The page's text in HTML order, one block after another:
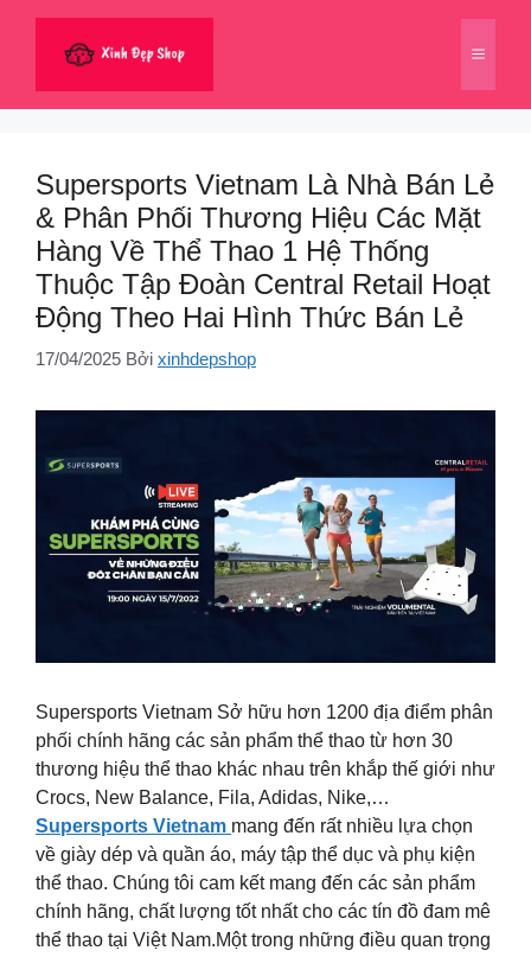
dung
Menu
Supersports Vietnam Là Nhà Bán Lẻ
& Phân Phối Thương Hiệu Các Mặt
Hàng Về Thể Thao 1 Hệ Thống
Thuộc Tập Đoàn Central Retail Hoạt
Động Theo Hai Hình Thức Bán Lẻ
17/04/2025 Bởi xinhdepshop
Supersports Vietnam Sở hữu hơn 1200 địa điểm phân
phối chính hãng các sản phẩm thể thao từ hơn 30
thương hiệu thể thao khác nhau trên khắp thế giới như
Crocs, New Balance, Fila, Adidas, Nike,…
Supersports Vietnam mang đến rất nhiều lựa chọn
về giày dép và quần áo, máy tập thể dục và phụ kiện
thể thao. Chúng tôi cam kết mang đến các sản phẩm
chính hãng, chất lượng tốt nhất cho các tín đồ đam mê
thể thao tại Việt Nam.Một trong những điều quan trọng